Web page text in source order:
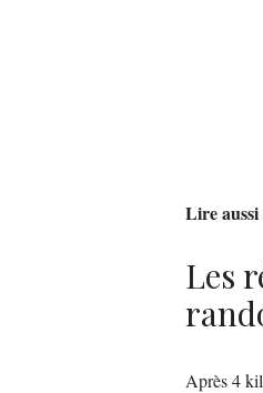
Lire aussi
Les
Après 4